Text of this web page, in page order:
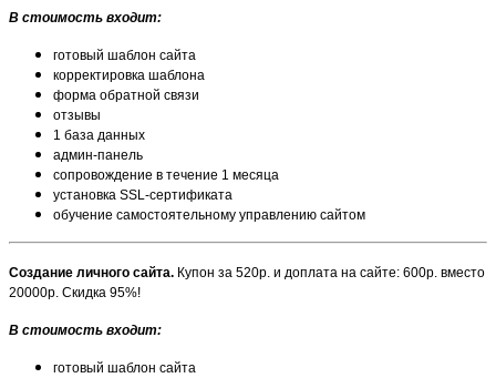
В стоимость входит:
готовый шаблон сайта
корректировка шаблона
форма обратной связи
отзывы
1 база данных
админ-панель
сопровождение в течение 1 месяца
установка SSL-сертификата
обучение самостоятельному управлению сайтом
Создание личного сайта. Купон за 520р. и доплата на сайте: 600р. вместо
20000р. Скидка 95%!
В стоимость входит:
готовый шаблон сайта